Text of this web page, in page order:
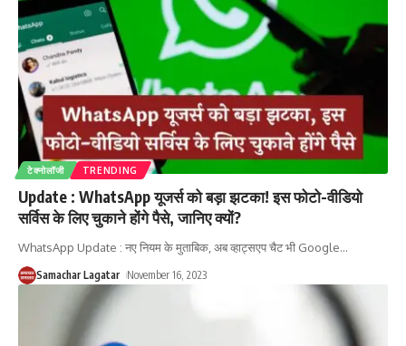
टेक्नोलॉजी TRENDING
Update : WhatsApp यूजर्स को बड़ा झटका! इस फोटो-वीडियो
सर्विस के लिए चुकाने होंगे पैसे, जानिए क्यों?
WhatsApp Update : नए नियम के मुताबिक, अब व्हाट्सएप चैट भी Google…
Samachar Lagatar November 16, 2023